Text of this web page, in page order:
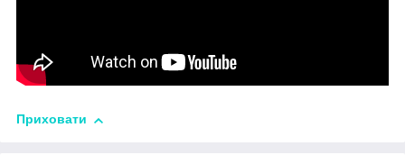
Приховати